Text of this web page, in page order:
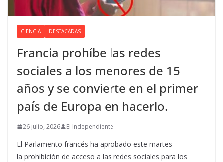
CIENCIA DESTACADAS
Francia prohíbe las redes
sociales a los menores de 15
años y se convierte en el primer
país de Europa en hacerlo.
26 julio, 2026 El Independiente
El Parlamento francés ha aprobado este martes
la prohibición de acceso a las redes sociales para los